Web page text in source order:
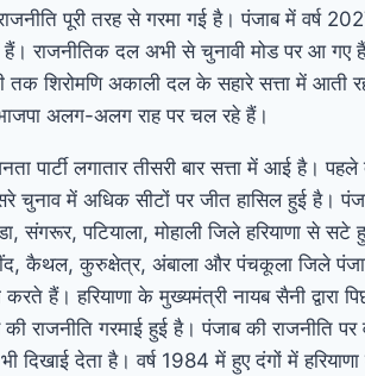
के
पूरी तरह से गरमा गई है। पंजाब में वर्ष
राजनीतिक दल अभी से चुनावी मोड पर आ गए
तक शिरोमणि अकाली दल के सहारे सत्ता में आती
अलग-अलग राह पर चल रहे हैं।
पार्टी लगातार तीसरी बार सत्ता में आई है। पहले
चुनाव में अधिक सीटों पर जीत हासिल हुई है।
संगरूर, पटियाला, मोहाली जिले हरियाणा से सटे
कैथल, कुरुक्षेत्र, अंबाला और पंचकूला जिले
हैं। हरियाणा के मुख्यमंत्री नायब सैनी द्वारा
राजनीति गरमाई हुई है। पंजाब की राजनीति पर
देता है। वर्ष 1984 में हुए दंगों में